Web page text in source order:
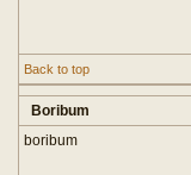
Back to top
Boribum
boribum